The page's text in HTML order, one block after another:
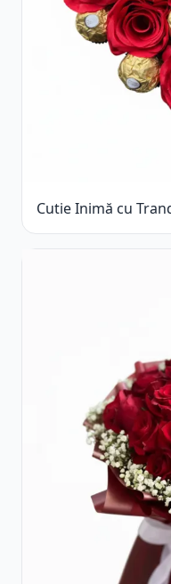
Cutie Inimă cu
Ferrero Rocher